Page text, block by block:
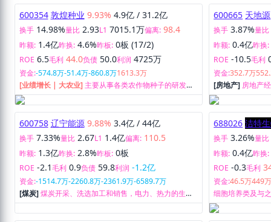
[云计算数据中心]苎麻及与棉、化纤混纺的纱、布、印
染布、服装以及其他纺织品和化纤化工产品的研发、生
产和销售。
[业绩增长]工程
及沥青制品生产
4.9亿 31.2亿
换手 14.98% 量比 2.93L1 7015.1万偏离:
昨额: 1.4亿 昨换: 4.6%昨板: 0板 (17/2)
ROE 6.5毛利 44.0负债 50.0利润 4725万
资金:-574.8万-51.4万-860.8万1613.3万
[业绩增长 | 大农业]主要从事各类农作物种子的研发、
生产、加工、销售和脱水菜、番茄粉、高原夏菜的生
产、加工、销售；棉花及其副产品和其它农产品的收
购、加工、仓储、贸易。
换手 3.87%量比
昨额: 0.4亿昨换:
ROE -10.5毛利
资金:352.7万
[房地产]房地产
600758 辽宁能源 9.88% 3.4亿 / 44亿
换手 7.33%量比 2.67L1 1.4亿偏离: 110.5
昨额: 1.3亿昨换: 2.8%昨板: 0板
ROE -2.1毛利 0.9负债 59.8利润 -1.2亿
688026 洁特
换手 3.26%量比
昨额: 0.4亿昨换:
ROE -0.3毛利